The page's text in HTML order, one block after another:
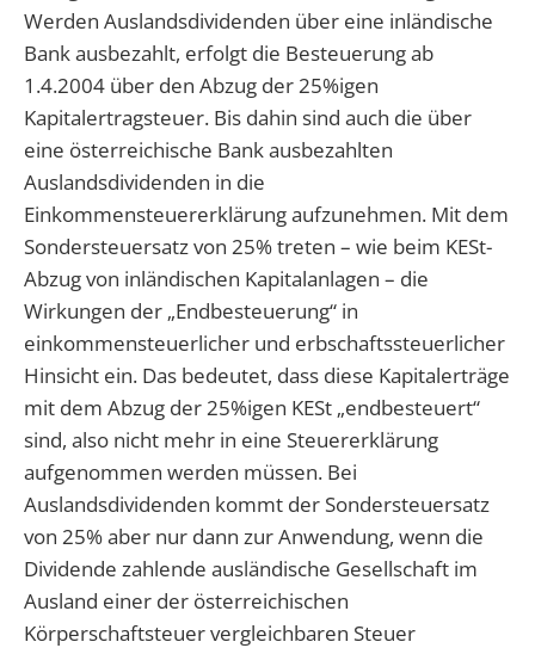
Werden Auslandsdividenden über eine inländische
Bank ausbezahlt, erfolgt die Besteuerung ab
1.4.2004 über den Abzug der 25%igen
Kapitalertragsteuer. Bis dahin sind auch die über
eine österreichische Bank ausbezahlten
Auslandsdividenden in die
Einkommensteuererklärung aufzunehmen. Mit dem
Sondersteuersatz von 25% treten – wie beim KESt-
Abzug von inländischen Kapitalanlagen – die
Wirkungen der „Endbesteuerung“ in
einkommensteuerlicher und erbschaftssteuerlicher
Hinsicht ein. Das bedeutet, dass diese Kapitalerträge
mit dem Abzug der 25%igen KESt „endbesteuert“
sind, also nicht mehr in eine Steuererklärung
aufgenommen werden müssen. Bei
Auslandsdividenden kommt der Sondersteuersatz
von 25% aber nur dann zur Anwendung, wenn die
Dividende zahlende ausländische Gesellschaft im
Ausland einer der österreichischen
Körperschaftsteuer vergleichbaren Steuer